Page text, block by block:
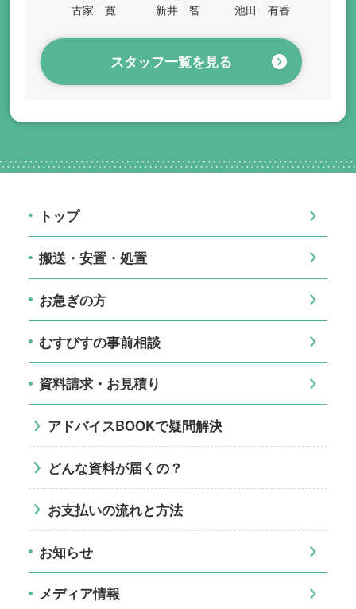
古家 寛 新井 智 池田 有香
スタッフ一覧を見る
トップ
搬送・安置・処置
お急ぎの方
むすびすの事前相談
資料請求・お見積り
アドバイスBOOKで疑問解決
どんな資料が届くの？
お支払いの流れと方法
お知らせ
メディア情報